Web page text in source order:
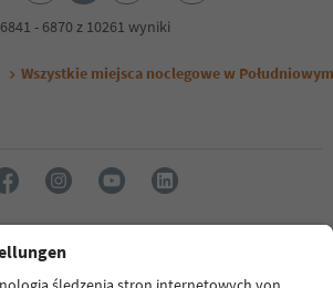
6841 - 6870 z 10261 wyniki
Wszystkie miejsca noclegowe w
Język: Polski